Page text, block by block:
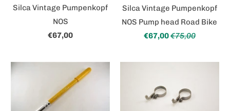
Silca Vintage Pumpenkopf
NOS
€67,00
Silca Vintage Pumpenkopf
NOS Pump head Road Bike
€67,00€75,00